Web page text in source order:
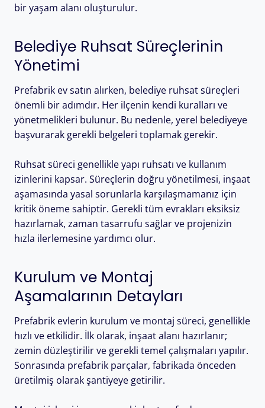
bir yaşam alanı oluşturulur.
Belediye Ruhsat Süreçlerinin
Yönetimi
Prefabrik ev satın alırken, belediye ruhsat süreçleri
önemli bir adımdır. Her ilçenin kendi kuralları ve
yönetmelikleri bulunur. Bu nedenle, yerel belediyeye
başvurarak gerekli belgeleri toplamak gerekir.
Ruhsat süreci genellikle yapı ruhsatı ve kullanım
izinlerini kapsar. Süreçlerin doğru yönetilmesi, inşaat
aşamasında yasal sorunlarla karşılaşmamanız için
kritik öneme sahiptir. Gerekli tüm evrakları eksiksiz
hazırlamak, zaman tasarrufu sağlar ve projenizin
hızla ilerlemesine yardımcı olur.
Kurulum ve Montaj
Aşamalarının Detayları
Prefabrik evlerin kurulum ve montaj süreci, genellikle
hızlı ve etkilidir. İlk olarak, inşaat alanı hazırlanır;
zemin düzleştirilir ve gerekli temel çalışmaları yapılır.
Sonrasında prefabrik parçalar, fabrikada önceden
üretilmiş olarak şantiyeye getirilir.